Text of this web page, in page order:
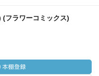
フラワーコミックス)